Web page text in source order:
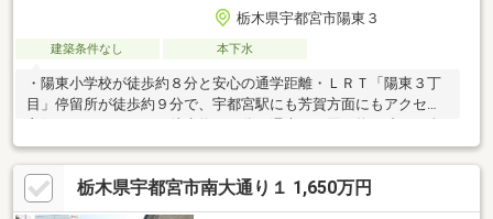
栃木県宇都宮市陽東３
建築条件なし 本下水
・陽東小学校が徒歩約８分と安心の通学距離・ＬＲＴ「陽東３丁
目」停留所が徒歩約９分で、宇都宮駅にも芳賀方面にもアクセス
しめる♪・スーパーやコンビニも近く生活に便利・建築条件無し
で、お好きなハウスメーカーでこだわりの住宅を建築可能・６８
坪と広い敷地で、ゆったりと住宅の建築ができる・南西の角地で
陽当たり良好・国道１２３号線や鬼怒通りへのアクセス良好で、
栃木県宇都宮市南大通り１ 1,650万円